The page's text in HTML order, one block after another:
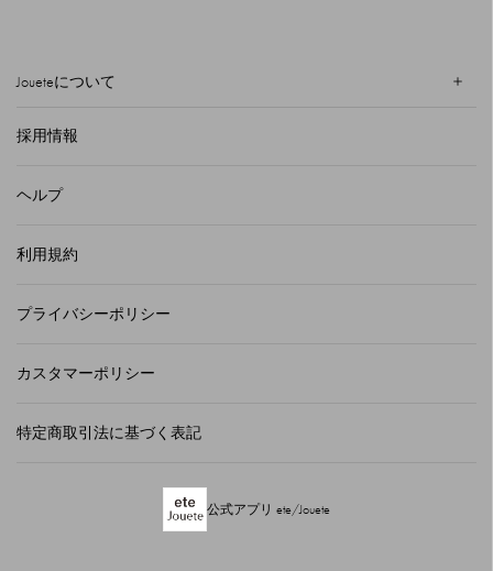
Joueteについて
採用情報
ヘルプ
利用規約
プライバシーポリシー
カスタマーポリシー
特定商取引法に基づく表記
公式アプリ ete/Jouete